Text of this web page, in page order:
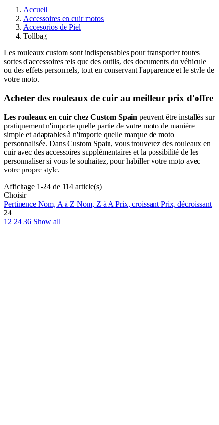
Accueil
Accessoires en cuir motos
Accesorios de Piel
Tollbag
Les rouleaux custom sont indispensables pour transporter toutes
sortes d'accessoires tels que des outils, des documents du véhicule
ou des effets personnels, tout en conservant l'apparence et le style de
votre moto.
Acheter des rouleaux de cuir au meilleur prix d'offre
Les rouleaux en cuir chez Custom Spain peuvent être installés sur
pratiquement n'importe quelle partie de votre moto de manière
simple et adaptables à n'importe quelle marque de moto
personnalisée. Dans Custom Spain, vous trouverez des rouleaux en
cuir avec des accessoires supplémentaires et la possibilité de les
personnaliser si vous le souhaitez, pour habiller votre moto avec
votre propre style.
Affichage 1-24 de 114 article(s)
Choisir
Pertinence Nom, A à Z Nom, Z à A Prix, croissant Prix, décroissant
24
12 24 36 Show all